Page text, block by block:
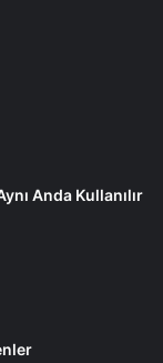
Anda Kullanılır